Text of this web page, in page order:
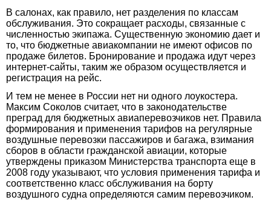
В салонах, как правило, нет разделения по классам
обслуживания. Это сокращает расходы, связанные с
численностью экипажа. Существенную экономию дает и
то, что бюджетные авиакомпании не имеют офисов по
продаже билетов. Бронирование и продажа идут через
интернет-сайты, таким же образом осуществляется и
регистрация на рейс.
И тем не менее в России нет ни одного лоукостера.
Максим Соколов считает, что в законодательстве
преград для бюджетных авиаперевозчиков нет. Правила
формирования и применения тарифов на регулярные
воздушные перевозки пассажиров и багажа, взимания
сборов в области гражданской авиации, которые
утверждены приказом Министерства транспорта еще в
2008 году указывают, что условия применения тарифа и
соответственно класс обслуживания на борту
воздушного судна определяются самим перевозчиком.